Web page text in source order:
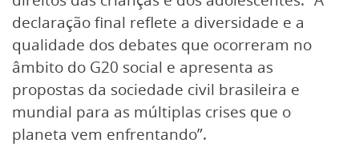
declaração final reflete a diversidade e a
qualidade dos debates que ocorreram no
âmbito do G20 social e apresenta as
propostas da sociedade civil brasileira e
mundial para as múltiplas crises que o
planeta vem enfrentando”.